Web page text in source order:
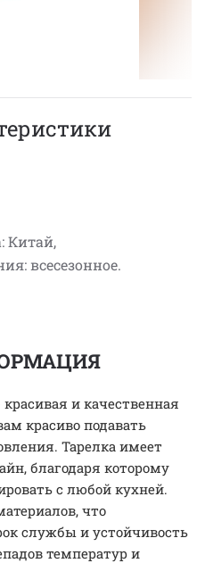
Китай,
всесезонное.
и качественная
красиво подавать
Тарелка имеет
благодаря которому
с любой кухней.
что
службы и устойчивость
температур и